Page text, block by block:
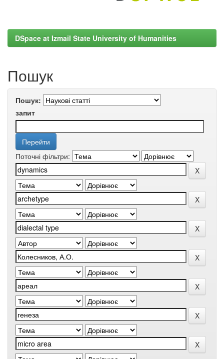
DSpace at Izmail State University of Humanities
Пошук
Пошук:
запит
Поточні фільтри: